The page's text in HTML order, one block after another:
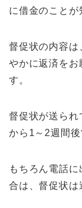
に借金のことが
督促状の内容は
やかに返済をお
す。
督促状が送られ
から1～2週間後
もちろん電話
合は、督促状は